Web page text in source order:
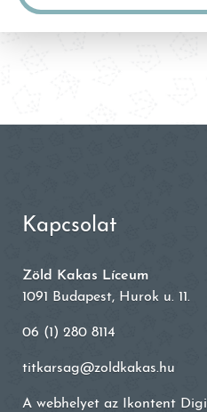
Kapcsolat
Zöld Kakas Líceum
1091 Budapest, Hurok u. 11.
06 (1) 280 8114
titkarsag@zoldkakas.hu
A webhelyet az Ikontent